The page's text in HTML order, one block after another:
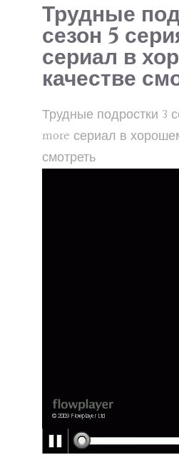
Трудные
сезон 5
сериал в
качестве
Трудные подростки 3
more сериал в
смотреть